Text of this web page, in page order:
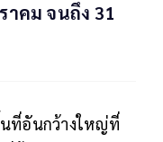
คม จนถึง 31
ที่อันกว้างใหญ่ที่